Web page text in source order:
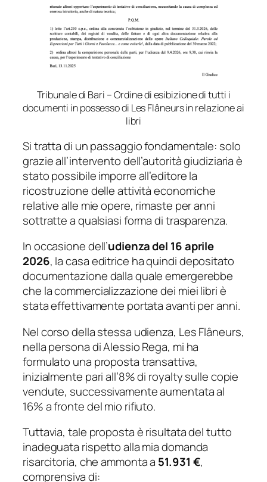
Tribunale di Bari – Ordine di esibizione di tutti i
documenti in possesso di Les Flâneurs in relazione ai
libri
Si tratta di un passaggio fondamentale: solo
grazie all’intervento dell’autorità giudiziaria è
stato possibile imporre all’editore la
ricostruzione delle attività economiche
relative alle mie opere, rimaste per anni
sottratte a qualsiasi forma di trasparenza.
In occasione dell’udienza del 16 aprile
2026, la casa editrice ha quindi depositato
documentazione dalla quale emergerebbe
che la commercializzazione dei miei libri è
stata effettivamente portata avanti per anni.
Nel corso della stessa udienza, Les Flâneurs,
nella persona di Alessio Rega, mi ha
formulato una proposta transattiva,
inizialmente pari all’8% di royalty sulle copie
vendute, successivamente aumentata al
16% a fronte del mio rifiuto.
Tuttavia, tale proposta è risultata del tutto
inadeguata rispetto alla mia domanda
risarcitoria, che ammonta a 51.931 €,
comprensiva di: